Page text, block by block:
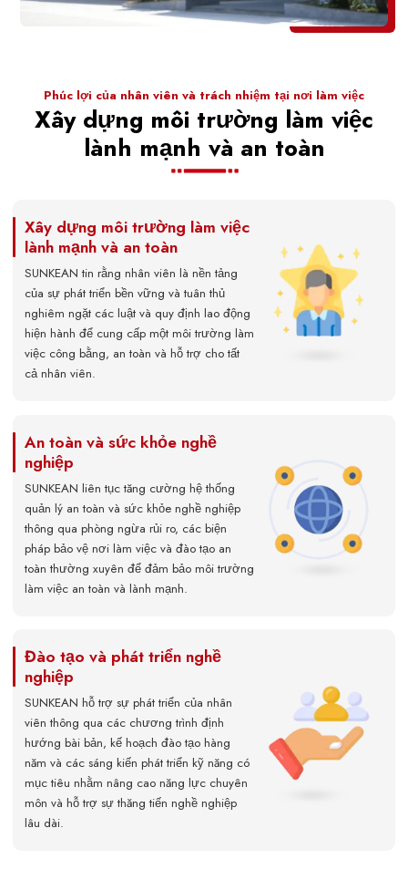
Phúc lợi của nhân viên và trách nhiệm tại nơi làm việc
Xây dựng môi trường làm việc
lành mạnh và an toàn
Xây dựng môi trường làm việc
lành mạnh và an toàn
SUNKEAN tin rằng nhân viên là nền tảng
của sự phát triển bền vững và tuân thủ
nghiêm ngặt các luật và quy định lao động
hiện hành để cung cấp một môi trường làm
việc công bằng, an toàn và hỗ trợ cho tất
cả nhân viên.
An toàn và sức khỏe nghề
nghiệp
SUNKEAN liên tục tăng cường hệ thống
quản lý an toàn và sức khỏe nghề nghiệp
thông qua phòng ngừa rủi ro, các biện
pháp bảo vệ nơi làm việc và đào tạo an
toàn thường xuyên để đảm bảo môi trường
làm việc an toàn và lành mạnh.
Đào tạo và phát triển nghề
nghiệp
SUNKEAN hỗ trợ sự phát triển của nhân
viên thông qua các chương trình định
hướng bài bản, kế hoạch đào tạo hàng
năm và các sáng kiến phát triển kỹ năng có
mục tiêu nhằm nâng cao năng lực chuyên
môn và hỗ trợ sự thăng tiến nghề nghiệp
lâu dài.